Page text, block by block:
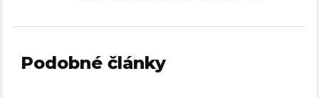
Podobné články